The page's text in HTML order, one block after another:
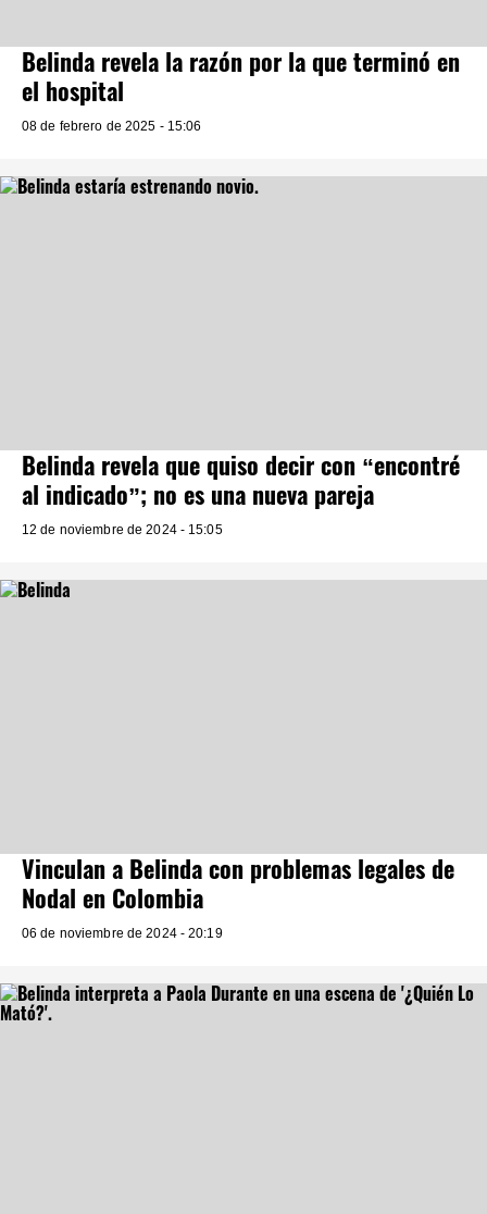
Belinda revela la razón por la que terminó en
el hospital
08 de febrero de 2025 - 15:06
Belinda revela que quiso decir con “encontré
al indicado”; no es una nueva pareja
12 de noviembre de 2024 - 15:05
Vinculan a Belinda con problemas legales de
Nodal en Colombia
06 de noviembre de 2024 - 20:19